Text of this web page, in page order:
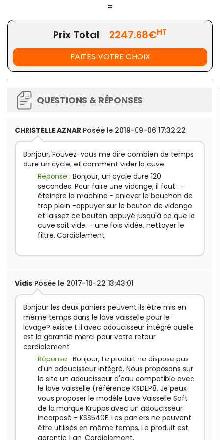
QUALITE: Bras de lavage et de rinçage entièrement
Livré avec :
1 panier pour verre 50x50x10 cm
1 panier 18 assiettes dimensions 50x50x10 cm
1 tuyau d'arrivée d'eau et d'évacuation
Hauteur des Verres jusqu'à 365 mm
Hauteur des Assiettes jusqu'à 395 mm ou Plat
Cycles Ultra Courts de 2 min
•Ai-je besoin d’une pompe de
vidange surmon lave-
vaisselle professionnel ?
•Comment utiliser un lave-
vaisselle au quotidien ?
assiettes ou 4 bacs
GN 1/1
Capacité de la
cuve: 26 litres
Dimensions: L 585 x
P 600 x H 815 mm
Diamètre tuyau
d'évacuation: 40 mm
Puissance de la pompe de lavage: 0,52 kW / 0,7 Hp
Puissance de la pompe de vidange: 0, 35 kW
Puissance des résistances: 2,6 kW cuve / 2,5 kW
Puissance totale: 3,12 kW / 16 A
Alimentation: 230 V
: 69 kg
=
Prix Total 2247.68€HT
FAITES VOTRE CHOIX
QUESTIONS & RÉPONSES
CHRISTELLE AZNAR Posée le 2019-09-06 17:32:22
Bonjour, Pouvez-vous me dire combien de temps
dure un cycle, et comment vider la cuve.
Réponse : Bonjour, un cycle dure 120
secondes. Pour faire une vidange, il faut : -
éteindre la machine - enlever le bouchon de
trop plein -appuyer sur le bouton de vidange
et laissez ce bouton appuyé jusqu'à ce que la
cuve soit vide. - une fois vidée, nettoyer le
filtre. Cordialement
Vidis Posée le 2017-10-22 13:43:01
Bonjour les deux paniers peuvent ils être mis en
même temps dans le lave vaisselle pour le
lavage? existe t il avec adoucisseur intégré quelle
est la garantie merci pour votre retour
cordialement
Réponse : Bonjour, Le produit ne dispose pas
d'un adoucisseur intégré. Nous proposons sur
le site un adoucisseur d'eau compatible avec
le lave vaisselle (référence KSDEP8. Je peux
vous proposer le modèle Lave Vaisselle Soft
de la marque Krupps avec un adoucisseur
incorposé - KSS540E. Les paniers ne peuvent
être utilisés en même temps. Le produit est
garantie 1 an. Cordialement.